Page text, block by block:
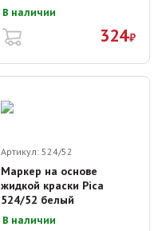
В наличии
324₽
Артикул: 524/52
Маркер на основе
жидкой краски Pica
524/52 белый
В наличии